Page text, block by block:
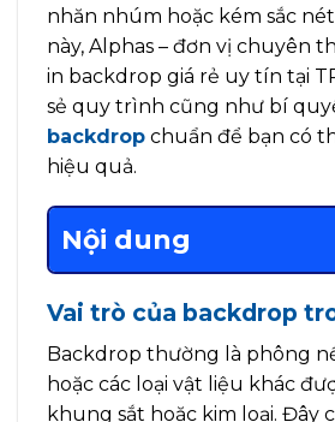
nhăn nhúm hoặc kém sắc
này, Alphas – đơn vị chuyên
in backdrop giá rẻ uy tín tại
sẻ quy trình cũng như bí
backdrop chuẩn để bạn có
hiệu quả.
Nội dung
Vai trò của backdrop
Backdrop thường là phông
hoặc các loại vật liệu khác
khung sắt hoặc kim loại. Đây